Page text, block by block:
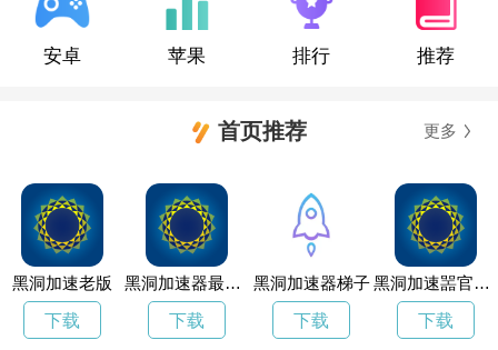
安卓 苹果 排行 推荐
首页推荐 更多
黑洞加速老版
下载
黑洞加速器最新版下载
下载
黑洞加速器梯子
下载
黑洞加速噐官网电脑版
下载